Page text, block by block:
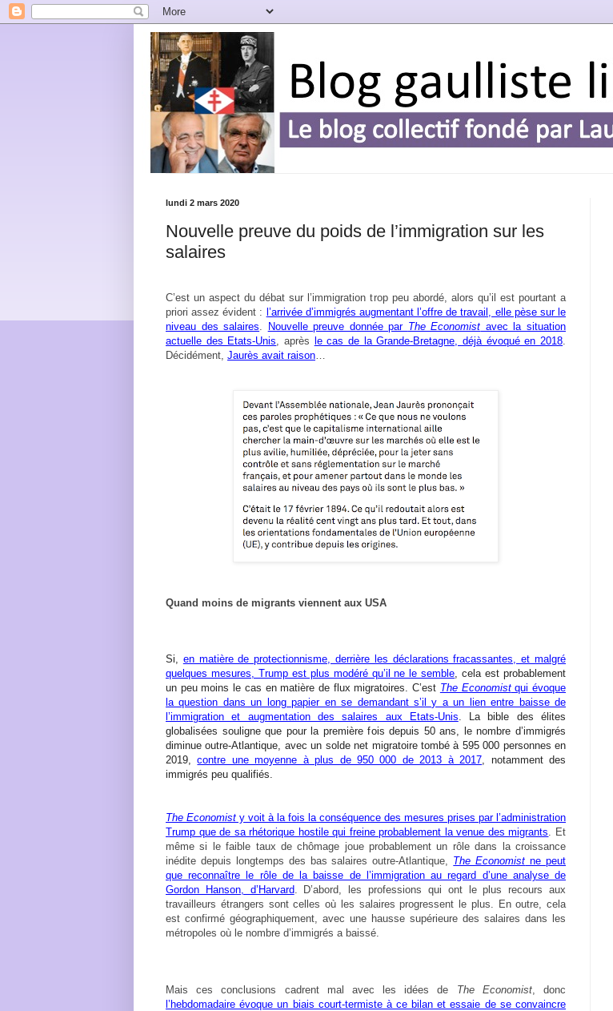
lundi 2 mars 2020
Nouvelle preuve du poids de l’immigration sur les
salaires
C’est un aspect du débat sur l’immigration trop peu abordé, alors qu’il est pourtant a
priori assez évident : l’arrivée d’immigrés augmentant l’offre de travail, elle pèse sur le
niveau des salaires
Nouvelle preuve donnée par The Economist avec la situation
actuelle des Etats-Unis , après le cas de la Grande-Bretagne, déjà évoqué en 2018
Décidément, Jaurès avait raison
Quand moins de migrants viennent aux USA
Si, en matière de protectionnisme, derrière les déclarations fracassantes, et malgré
quelques mesures, Trump est plus modéré qu’il ne le semble , cela est probablement
un peu moins le cas en matière de flux migratoires. C’est The Economistqui évoque
la question dans un long papier en se demandant s’il y a un lien entre baisse de
l’immigration et augmentation des salaires aux Etats-Unis . La bible des élites
globalisées souligne que pour la première fois depuis 50 ans, le nombre d’immigrés
diminue outre-Atlantique, avec un solde net migratoire tombé à 595 000 personnes en
2019,contre une moyenne à plus de 950 000 de 2013 à 2017 , notamment des
immigrés peu qualifiés.
The Economist y voit à la fois la conséquence des mesures prises par l’administration
Trump que de sa rhétorique hostile qui freine probablement la venue des migrants . Et
même si le faible taux de chômage joue probablement un rôle dans la croissance
inédite depuis longtemps des bas salaires outre-Atlantique, The Economist ne peut
que reconnaître le rôle de la baisse de l’immigration au regard d’une analyse de
Gordon Hanson, d’Harvard. D’abord, les professions qui ont le plus recours aux
travailleurs étrangers sont celles où les salaires progressent le plus. En outre, cela
est confirmé géographiquement, avec une hausse supérieure des salaires dans les
métropoles où le nombre d’immigrés a baissé.
Mais ces conclusions cadrent mal avec les idées de The Economist, donc
l’hebdomadaire évoque un biais court-termiste à ce bilan et essaie de se convaincre